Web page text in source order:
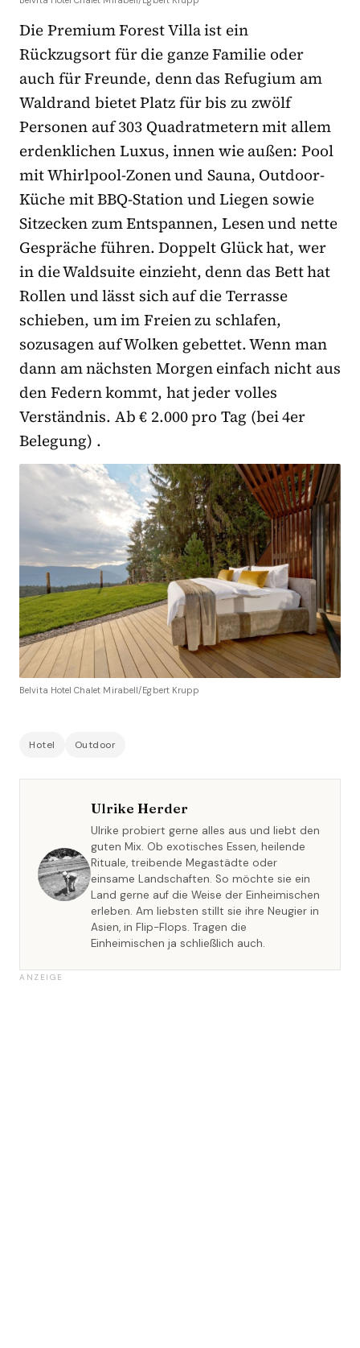
Die Premium Forest Villa ist ein
Rückzugsort für die ganze Familie oder
auch für Freunde, denn das Refugium am
Waldrand bietet Platz für bis zu zwölf
Personen auf 303 Quadratmetern mit allem
erdenklichen Luxus, innen wie außen: Pool
mit Whirlpool-Zonen und Sauna, Outdoor-
Küche mit BBQ-Station und Liegen sowie
Sitzecken zum Entspannen, Lesen und nette
Gespräche führen. Doppelt Glück hat, wer
in die Waldsuite einzieht, denn das Bett hat
Rollen und lässt sich auf die Terrasse
schieben, um im Freien zu schlafen,
sozusagen auf Wolken gebettet. Wenn man
dann am nächsten Morgen einfach nicht aus
den Federn kommt, hat jeder volles
Verständnis. Ab € 2.000 pro Tag (bei 4er
Belegung) .
Belvita Hotel Chalet Mirabell/Egbert Krupp
Hotel Outdoor
Ulrike Herder
Ulrike probiert gerne alles aus und liebt den
guten Mix. Ob exotisches Essen, heilende
Rituale, treibende Megastädte oder
einsame Landschaften. So möchte sie ein
Land gerne auf die Weise der Einheimischen
erleben. Am liebsten stillt sie ihre Neugier in
Asien, in Flip-Flops. Tragen die
Einheimischen ja schließlich auch.
ANZEIGE